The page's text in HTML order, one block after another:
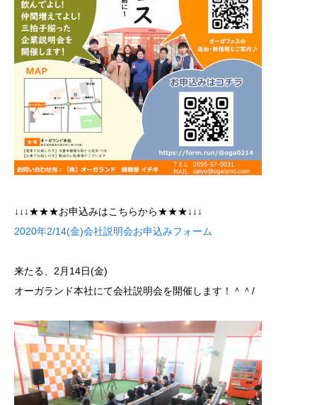
↓↓↓★★★お申込みはこちらから★★★↓↓↓
2020年2/14(金)会社説明会お申込みフォーム
来たる、2月14日(金)
オーガランド本社にて会社説明会を開催します！＾＾/